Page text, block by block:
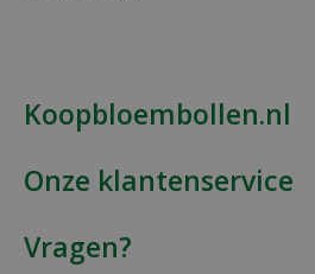
Koopbloembollen.nl
Onze klantenservice
Vragen?